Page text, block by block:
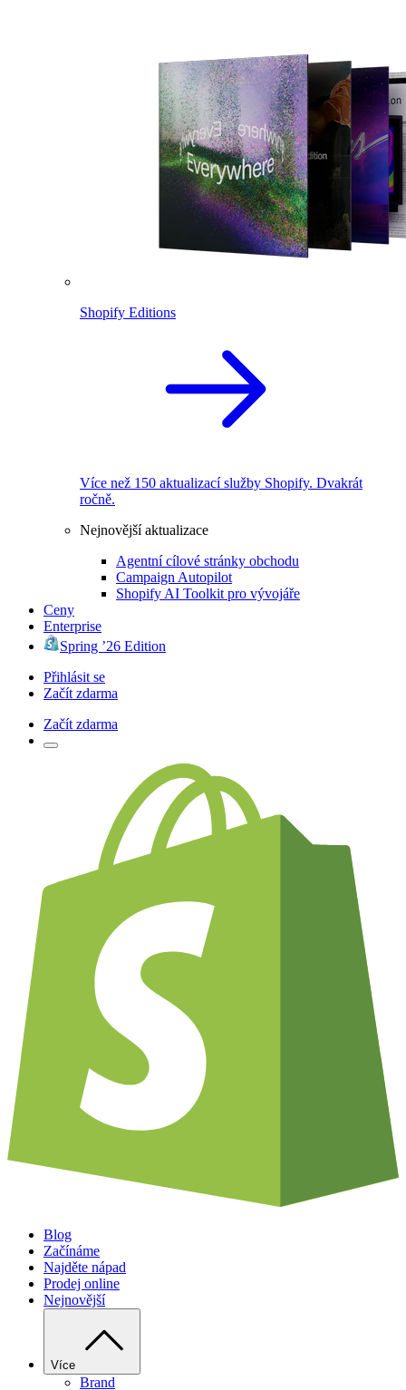
Shopify Editions
Více než 150 aktualizací služby Shopify. Dvakrát
ročně.
Nejnovější aktualizace
Agentní cílové stránky obchodu
Campaign Autopilot
Shopify AI Toolkit pro vývojáře
Ceny
Enterprise
Spring ’26 Edition
Přihlásit se
Začít zdarma
Začít zdarma
Blog
Začínáme
Najděte nápad
Prodej online
Nejnovější
Více
Brand